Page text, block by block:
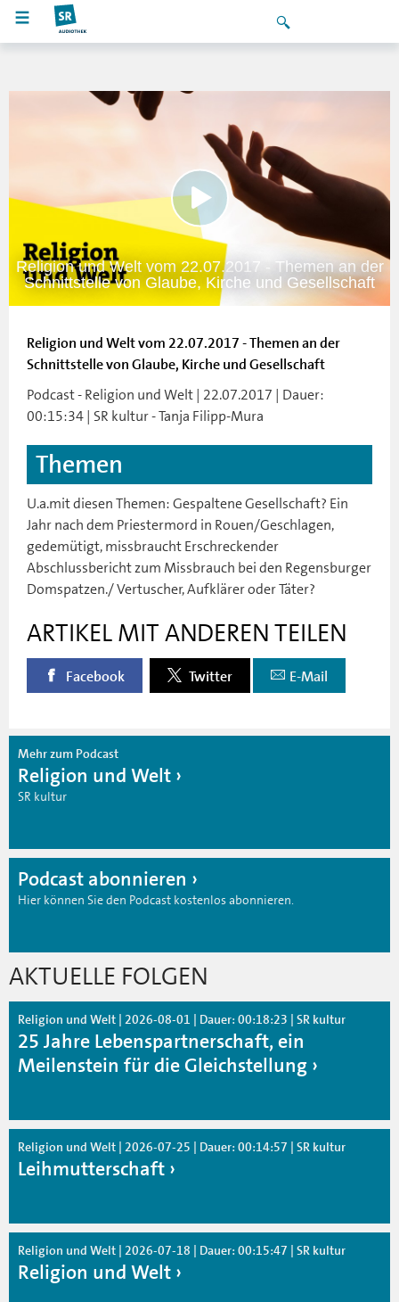
Religion und Welt vom 22.07.2017 - Themen an der
Schnittstelle von Glaube, Kirche und Gesellschaft
Religion und Welt vom 22.07.2017 - Themen an der
Schnittstelle von Glaube, Kirche und Gesellschaft
Podcast - Religion und Welt | 22.07.2017 | Dauer:
00:15:34 | SR kultur - Tanja Filipp-Mura
Themen
U.a.mit diesen Themen: Gespaltene Gesellschaft? Ein
Jahr nach dem Priestermord in Rouen/Geschlagen,
gedemütigt, missbraucht Erschreckender
Abschlussbericht zum Missbrauch bei den Regensburger
Domspatzen./ Vertuscher, Aufklärer oder Täter?
ARTIKEL MIT ANDEREN TEILEN
Facebook Twitter E-Mail
Mehr zum Podcast
Religion und Welt
SR kultur
Podcast abonnieren
Hier können Sie den Podcast kostenlos abonnieren.
AKTUELLE FOLGEN
Religion und Welt | 2026-08-01 | Dauer: 00:18:23 | SR kultur
25 Jahre Lebenspartnerschaft, ein
Meilenstein für die Gleichstellung
Religion und Welt | 2026-07-25 | Dauer: 00:14:57 | SR kultur
Leihmutterschaft
Religion und Welt | 2026-07-18 | Dauer: 00:15:47 | SR kultur
Religion und Welt